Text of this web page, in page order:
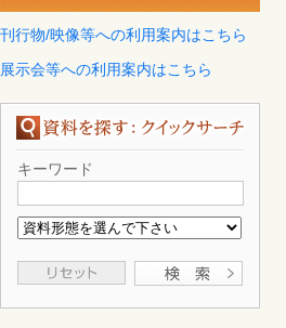
刊行物/映像等への利用案内はこちら
展示会等への利用案内はこちら
キーワード